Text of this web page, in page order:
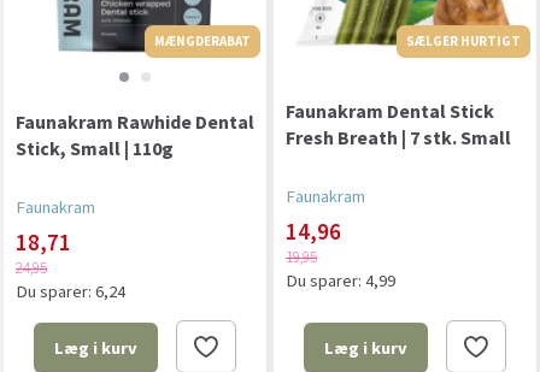
MÆNGDERABAT MÆNGDERABAT
Faunakram Rawhide Dental
Stick, Small | 110g
Faunakram
18,71
24,95
Du sparer: 6,24
Læg i kurv
SÆLGER HURTIGT
Faunakram Dental Stick
Fresh Breath | 7 stk. Small
Faunakram
14,96
19,95
Du sparer: 4,99
Læg i kurv